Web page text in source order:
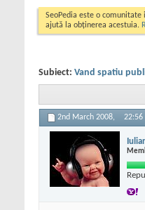
SeoPedia este o comunitate
ajută la obținerea acestuia.
Subiect: Vand spatiu
2nd March 2008, 22:56